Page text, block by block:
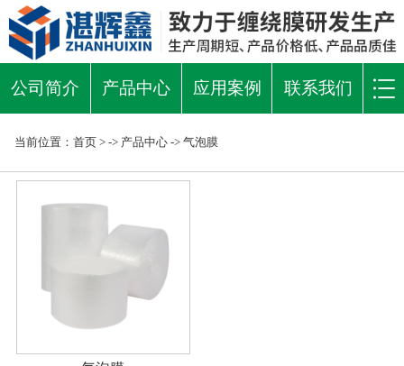
公司简介 产品中心 应用案例 联系我们
当前位置： 首页 > -> 产品中心 -> 气泡膜